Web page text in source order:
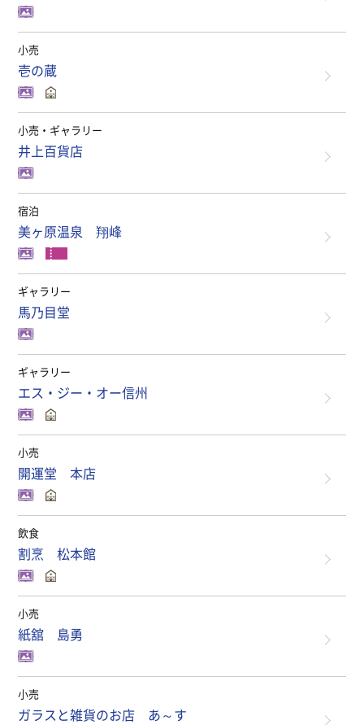
小売
壱の蔵
小売・ギャラリー
井上百貨店
宿泊
美ヶ原温泉 翔峰
ギャラリー
馬乃目堂
ギャラリー
エス・ジー・オー信州
小売
開運堂 本店
飲食
割烹 松本館
小売
紙舘 島勇
小売
ガラスと雑貨のお店 あ～す